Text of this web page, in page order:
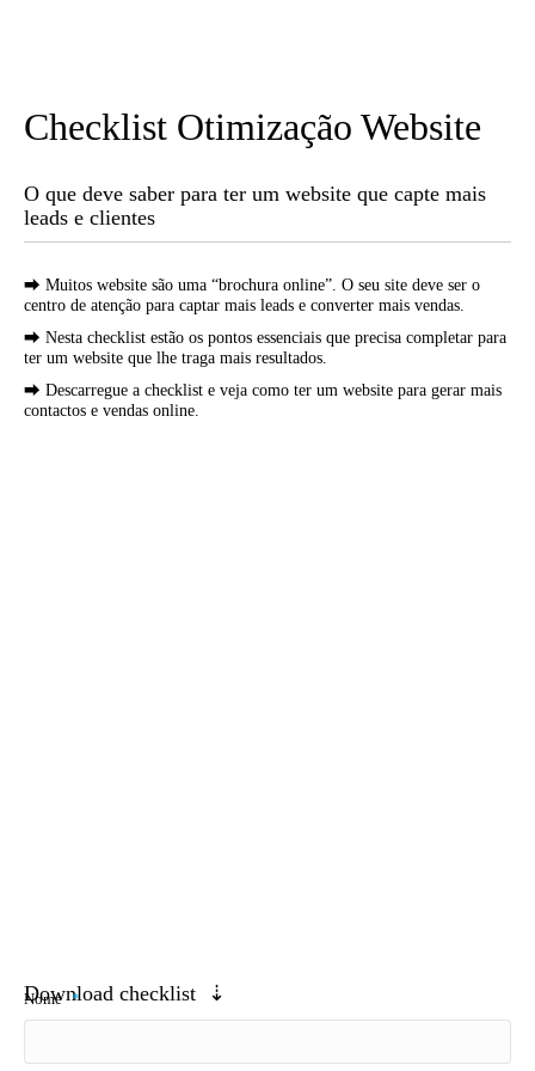
Checklist Otimização Website
O que deve saber para ter um website que capte mais
leads e clientes
⮕ Muitos website são uma “brochura online”. O seu site deve ser o
centro de atenção para captar mais leads e converter mais vendas.
⮕ Nesta checklist estão os pontos essenciais que precisa completar para
ter um website que lhe traga mais resultados.
⮕ Descarregue a checklist e veja como ter um website para gerar mais
contactos e vendas online.
Download checklist ⇣
Nome *